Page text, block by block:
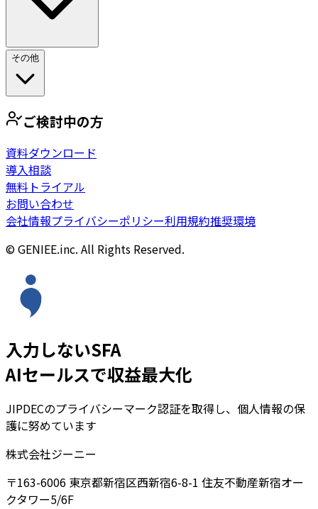
その他
ご検討中の方
資料ダウンロード
導入相談
無料トライアル
お問い合わせ
会社情報プライバシーポリシー利用規約推奨環境
© GENIEE.inc. All Rights Reserved.
入力しないSFA
AIセールスで収益最大化
JIPDECのプライバシーマーク認証を取得し、個人情報の保
護に努めています
株式会社ジーニー
〒163-6006 東京都新宿区西新宿6-8-1 住友不動産新宿オー
クタワー5/6F